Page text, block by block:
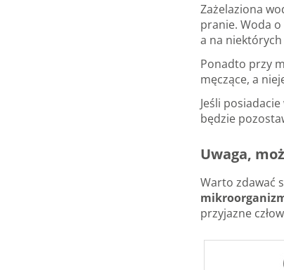
Zażelaziona
pranie. Woda
a na
Ponadto przy
męczące, a
Jeśli
będzie
Uwaga,
Warto zdawać
przyjazne